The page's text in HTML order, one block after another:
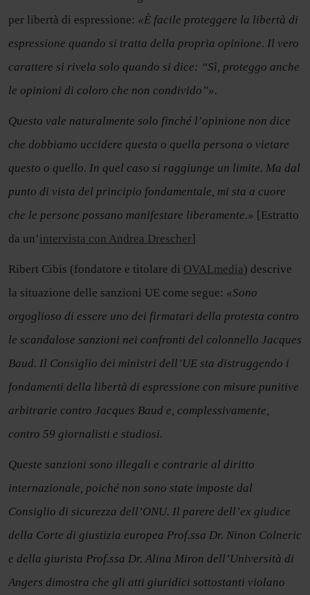
per libertà di espressione: «È facile proteggere la libertà di
espressione quando si tratta della propria opinione. Il vero
carattere si rivela solo quando si dice: “Sì, proteggo anche
le opinioni di coloro che non condivido”».
Questo vale naturalmente solo finché l’opinione non dice
che dobbiamo uccidere questa o quella persona o vietare
questo o quello. In quel caso si raggiunge un limite. Ma dal
punto di vista del principio fondamentale, mi sta a cuore
che le persone possano manifestare liberamente.» [Estratto
da un’intervista con Andrea Drescher]
Ribert Cibis (fondatore e titolare di OVALmedia) descrive
la situazione delle sanzioni UE come segue: «Sono
orgoglioso di essere uno dei firmatari della protesta contro
le scandalose sanzioni nei confronti del colonnello Jacques
Baud. Il Consiglio dei ministri dell’UE sta distruggendo i
fondamenti della libertà di espressione con misure punitive
arbitrarie contro Jacques Baud e, complessivamente,
contro 59 giornalisti e studiosi.
Queste sanzioni sono illegali e contrarie al diritto
internazionale, poiché non sono state imposte dal
Consiglio di sicurezza dell’ONU. Il parere dell’ex giudice
della Corte di giustizia europea Prof.ssa Dr. Ninon Colneric
e della giurista Prof.ssa Dr. Alina Miron dell’Università di
Angers dimostra che gli atti giuridici sottostanti violano